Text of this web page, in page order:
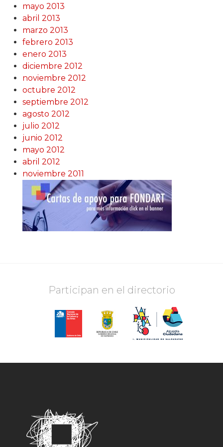
mayo 2013
abril 2013
marzo 2013
febrero 2013
enero 2013
diciembre 2012
noviembre 2012
octubre 2012
septiembre 2012
agosto 2012
julio 2012
junio 2012
mayo 2012
abril 2012
noviembre 2011
Participan en el directorio